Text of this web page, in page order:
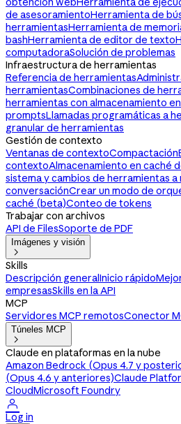
de asesoramientoHerramienta de
herramientasHerramienta de
bashHerramienta de editor de texto
computadoraSolución de problemas
Infraestructura de herramientas
Referencia de herramientas
herramientasCombinaciones de
herramientas con almacenamiento
promptsLlamadas programáticas a
granular de herramientas
Gestión de contexto
Ventanas de contextoCompactación
contextoAlmacenamiento en caché
sistema y cambios de herramientas a
conversaciónCrear un modo de
caché (beta)Conteo de tokens
Trabajar con archivos
API de FilesSoporte de PDF
Imágenes y visión

Skills
Descripción generalInicio rápido
empresasSkills en la API
MCP
Servidores MCP remotosConector
Túneles MCP

Claude en plataformas en la nube
Amazon Bedrock (Opus 4.7 y
(Opus 4.6 y anteriores)Claude
CloudMicrosoft Foundry

Log in